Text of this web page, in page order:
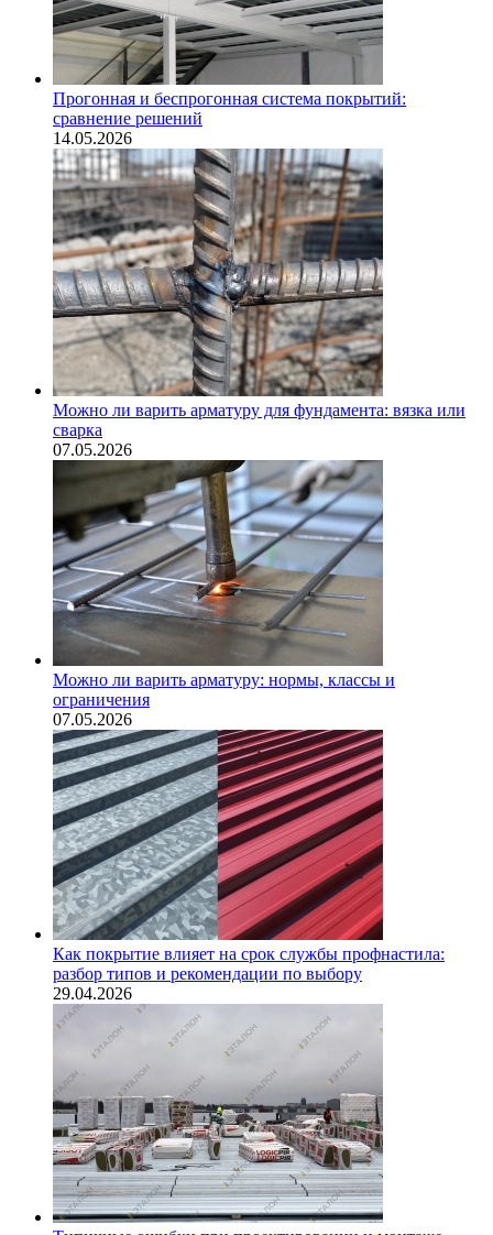
Прогонная и беспрогонная система покрытий:
сравнение решений
14.05.2026
Можно ли варить арматуру для фундамента: вязка или
сварка
07.05.2026
Можно ли варить арматуру: нормы, классы и
ограничения
07.05.2026
Как покрытие влияет на срок службы профнастила:
разбор типов и рекомендации по выбору
29.04.2026